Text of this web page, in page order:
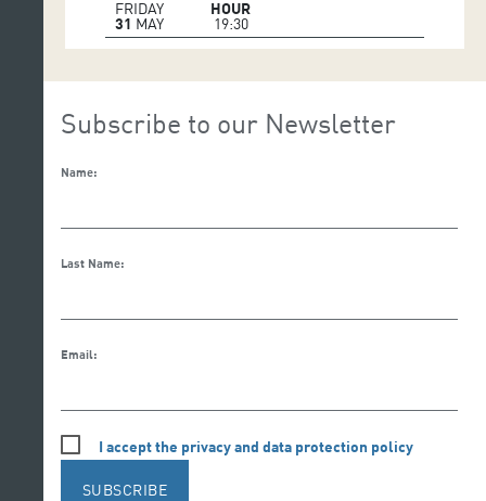
FRIDAY
31 MAY
HOUR
19:30
Subscribe to our Newsletter
Name:
Last Name:
Email:
I accept the privacy and data protection policy
SUBSCRIBE